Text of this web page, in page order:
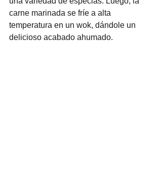
carne marinada se fríe a alta
temperatura en un wok, dándole un
delicioso acabado ahumado.